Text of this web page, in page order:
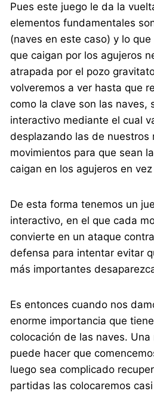
Pues este juego le da la
elementos fundamentales
(naves en este caso) y lo
que caigan por los agujeros
atrapada por el pozo
volveremos a ver hasta que
como la clave son las naves,
interactivo mediante el cual
desplazando las de nuestros
movimientos para que sean
caigan en los agujeros en
De esta forma tenemos un
interactivo, en el que cada
convierte en un ataque
defensa para intentar evitar
más importantes
Es entonces cuando nos
enorme importancia que
colocación de las naves.
puede hacer que
luego sea complicado
partidas las colocaremos